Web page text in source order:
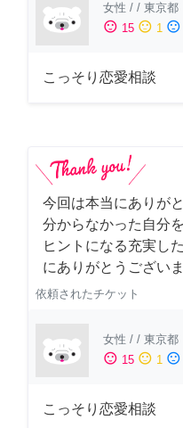
女性 / / 東京都
sentiment_satisfied 15 sentiment_neutral 1 sentiment_dissatisfied
こっそり恋愛相談
今回は本当にありが
分からなかった自分
ヒントになる充実し
にありがとうございま
依頼されたチケット
女性 / / 東京都
sentiment_satisfied 15 sentiment_neutral 1 sentiment_dissatisfied
こっそり恋愛相談